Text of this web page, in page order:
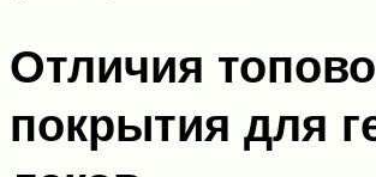
Отличия
покрытия для